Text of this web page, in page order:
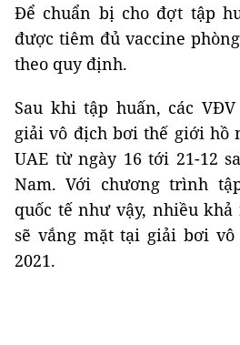
Để chuẩn bị cho đợt tập
được tiêm đủ vaccine
theo quy định.
Sau khi tập huấn, các
giải vô địch bơi thế giới hồ
UAE từ ngày 16 tới 21-12
Nam. Với chương trình
quốc tế như vậy, nhiều
sẽ vắng mặt tại giải bơi
2021.